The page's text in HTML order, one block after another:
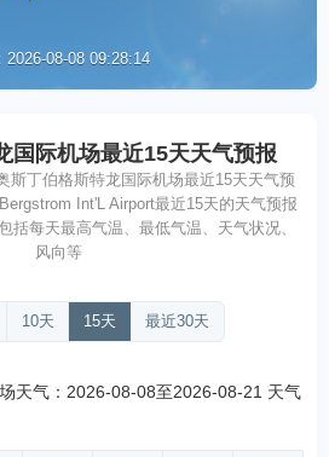
2026-08-08 09:28:14
国际机场最近15天天气预报
斯丁伯格斯特龙国际机场最近15天天气预
Int'L Airport最近15天的天气预报
括每天最高气温、最低气温、天气状况、
风向等
10天 15天 最近30天
天气：2026-08-08至2026-08-21 天气